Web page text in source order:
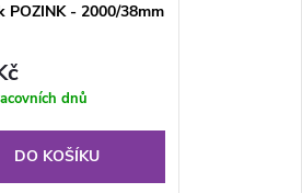
POZINK - 2000/38mm
dnů
DO KOŠÍKU